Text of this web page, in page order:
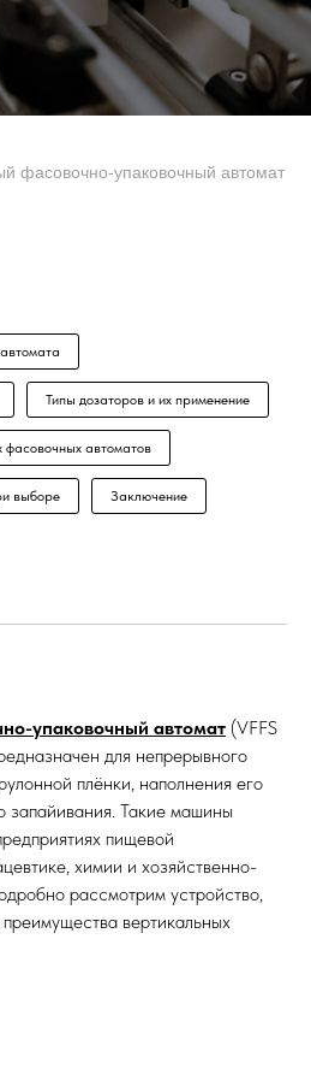
фасовочно-упаковочный автомат
Типы дозаторов и их применение
автоматов
выборе Заключение
упаковочный автомат (VFFS
для непрерывного
плёнки, наполнения его
запайивания. Такие машины
пищевой
химии и хозяйственно-
рассмотрим устройство,
вертикальных